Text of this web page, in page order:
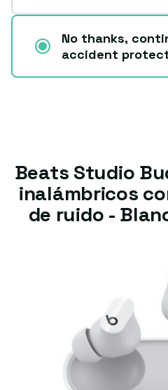
No thanks,
accident
Beats Studio
inalámbricos
de ruido -